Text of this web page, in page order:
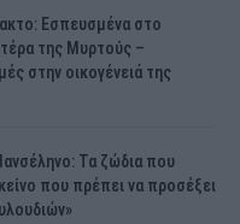
Εσπευσμένα στο
της Μυρτούς –
στην οικογένειά της
Τα ζώδια που
που πρέπει να προσέξει